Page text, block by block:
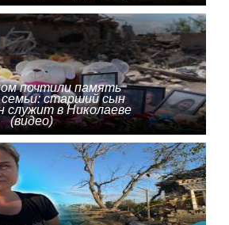
почтили память
старший сын
в Николаеве
(видео)